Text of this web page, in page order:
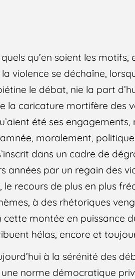
qu’en soient les
violence se déchaîne,
le débat, nie la part
la caricature mortifère des
été ses
moralement,
dans un cadre de
années par un regain des
recours de plus en plus
à des rhétoriques
montée en puissance
hélas, encore et
à la sérénité des
norme démocratique